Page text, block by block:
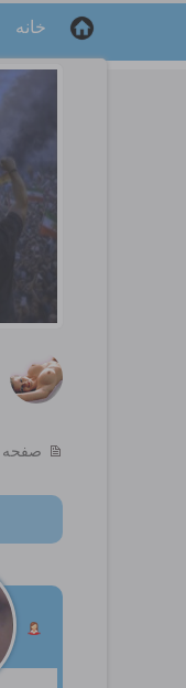
خانه
صفحه 65 از 157